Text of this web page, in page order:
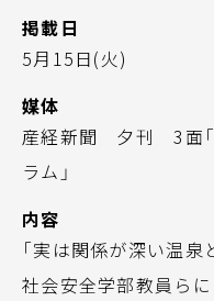
掲載日
5月15日(火)
媒体
産経新聞 夕刊 3面
ラム」
内容
「実は関係が深い温泉
社会安全学部教員ら